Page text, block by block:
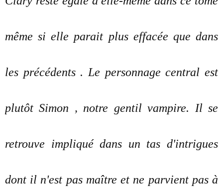
même si elle parait plus effacée que dans
les précédents . Le personnage central est
plutôt Simon , notre gentil vampire. Il se
retrouve impliqué dans un tas d'intrigues
dont il n'est pas maître et ne parvient pas à